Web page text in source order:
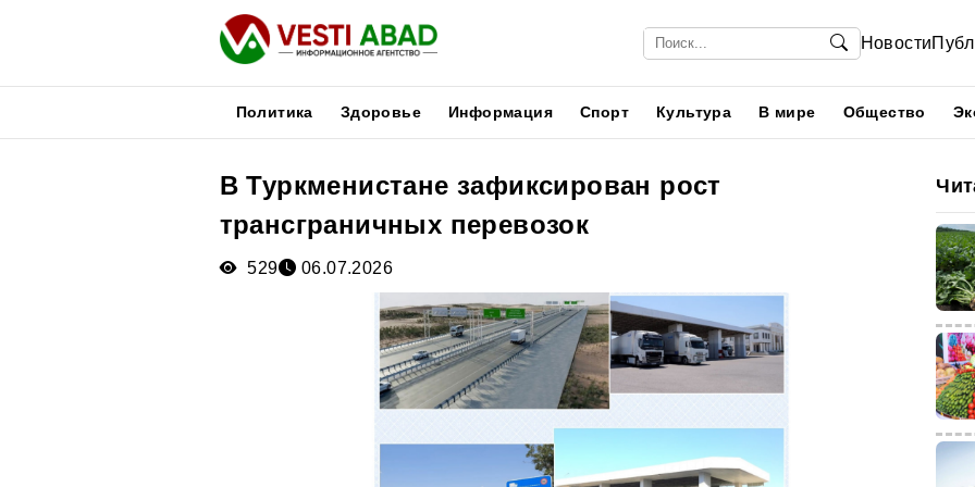
Новости
Политика Здоровье Информация Спорт Культура В мире Общество
В Туркменистане зафиксирован рост
трансграничных перевозок
529 06.07.2026